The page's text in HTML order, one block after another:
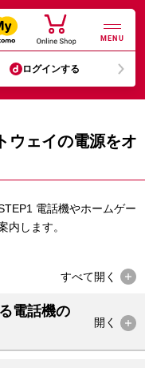
MENU
ログインする
ウェイの電源をオ
電話機やホームゲー
内します。
すべて開く
電話機の
開く